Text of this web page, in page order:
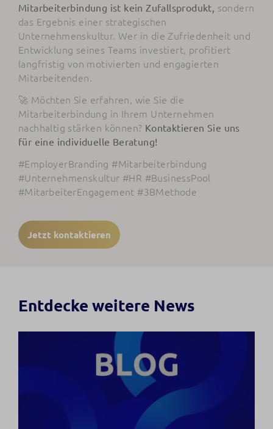
Mitarbeiterbindung ist kein Zufallsprodukt, sondern
das Ergebnis einer strategischen
Unternehmenskultur. Wer in die Zufriedenheit und
Entwicklung seines Teams investiert, profitiert
langfristig von motivierten und engagierten
Mitarbeitenden.
🚀 Möchten Sie erfahren, wie Sie die
Mitarbeiterbindung in Ihrem Unternehmen
nachhaltig stärken können? Kontaktieren Sie uns
für eine individuelle Beratung!
#EmployerBranding #Mitarbeiterbindung
#Unternehmenskultur #HR #BusinessPool
#MitarbeiterEngagement #3BMethode
Jetzt kontaktieren
Entdecke weitere News